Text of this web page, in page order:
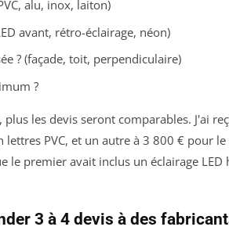
alu, inox, laiton)
avant, rétro-éclairage, néon)
? (façade, toit, perpendiculaire)
?
plus les devis seront comparables. J'ai
lettres PVC, et un autre à 3 800 € pour
le premier avait inclus un éclairage LED
3 à 4 devis à des